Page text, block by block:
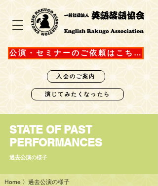
公演・セミナーのご依頼はこちら
入会のご案内
演じてみたくなったら
STATE OF PAST
PERFORMANCES
過去公演の様子
Home 〉過去公演の様子